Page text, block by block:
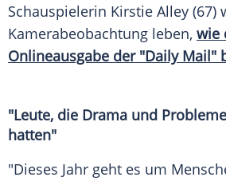
Schauspielerin Kirstie Alley (67)
Kamerabeobachtung leben, wie
Onlineausgabe der "Daily Mail"
"Leute, die Drama und
hatten"
"Dieses Jahr geht es um